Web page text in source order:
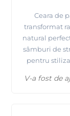
Ceara de
transformat
natural
sâmburi de
pentru
V-a fost de